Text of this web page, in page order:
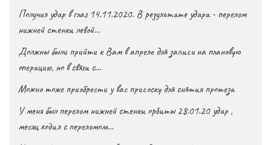
Получил удар в глаз 14.11.2020. В результате удара - перелом
нижней стенки левой…
Должны были прийти к Вам в апреле для записи на плановую
операцию, но в связи с…
Можно тоже приобрести у вас присоску для снятия протеза
У меня был перелом нижней стенки орбиты 28.01.20 удар ,
месяц ходил с переломом…